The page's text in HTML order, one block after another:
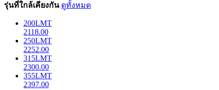
รุ่นที่ใกล้เคียงกัน ดูทั้งหมด
200LMT
2118.00
250LMT
2252.00
315LMT
2300.00
355LMT
2397.00